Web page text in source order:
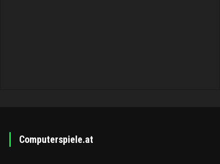
Computerspiele.at